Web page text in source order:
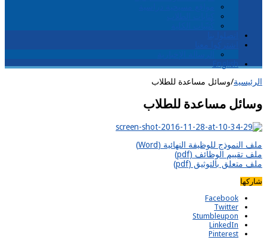
الرئيسية/وسائل مساعدة للطلاب
وسائل مساعدة للطلاب
ملف النموذج للوظيفة النهائية (Word)
ملف تقييم الوظائف (pdf)
ملف متعلق بالتوثيق (pdf)
شاركها
Facebook
Twitter
Stumbleupon
LinkedIn
Pinterest